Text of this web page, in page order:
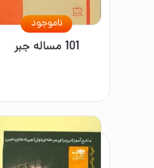
101 مساله جبر
ناموجود